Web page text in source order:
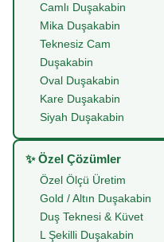
Camlı Duşakabin
Mika Duşakabin
Teknesiz Cam
Duşakabin
Oval Duşakabin
Kare Duşakabin
Siyah Duşakabin
✨ Özel Çözümler
Özel Ölçü Üretim
Gold / Altın Duşakabin
Duş Teknesi & Küvet
L Şekilli Duşakabin